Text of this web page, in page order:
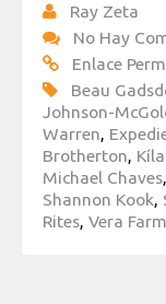
Ray Zeta
No Hay
Enlace
Beau
Johnson-
Warren,
Brotherton,
Michael Chaves,
Shannon Kook,
Rites, Vera